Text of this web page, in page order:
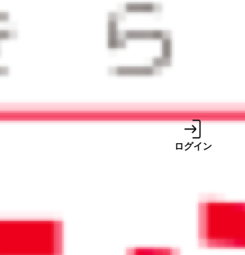
ログイン
な副業プロ人
を支援！やま
くる人材活用
値上げした郵便
スト高を解決